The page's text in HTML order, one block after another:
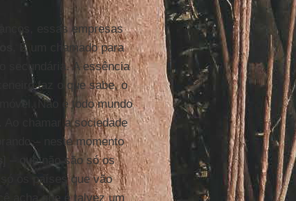
essas empresas
. É um chamado para
secundária. A essência
faz o que sabe, o
Não é todo mundo
Ao chamar a sociedade
– neste momento
] – que não são só os
só os países que vão
acha que é talvez um